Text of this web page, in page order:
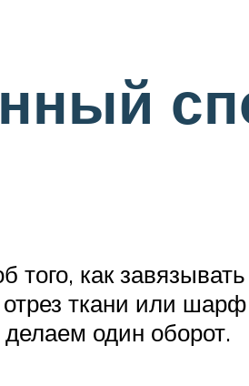
того, как
ткани или
один оборот.